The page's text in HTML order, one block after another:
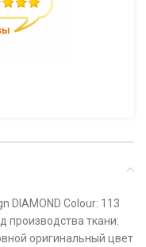
DIAMOND Colour: 113
производства ткани:
оригинальный цвет